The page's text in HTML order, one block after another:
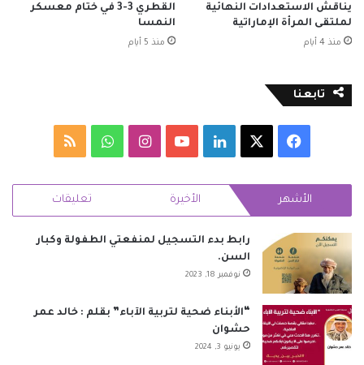
يناقش الاستعدادات النهائية
لملتقى المرأة الإماراتية
منذ 4 أيام
القطري 3-3 في ختام معسكر
النمسا
منذ 5 أيام
تابعنا
فيسبوك لينكدإن‫YouTubeانستقرامواتسابملخص
RSS الأشهر الأخيرة تعليقات
رابط بدء التسجيل لمنفعتي الطفولة وكبار
السن.
نوفمبر 18, 2023
“الأبناء ضحية لتربية الآباء” بقلم : خالد عمر
حشوان
يونيو 3, 2024